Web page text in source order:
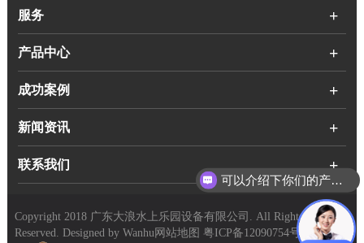
服务
产品中心
成功案例
新闻资讯
联系我们
Copyright 2018 广东大浪水上乐园设备有限公司. All Rights
Reserved. Designed by Wanhu网站地图 粤ICP备12090754号
可以介绍下你们的产品么？